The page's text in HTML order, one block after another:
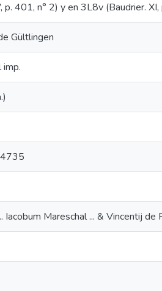
p. 401, n° 2) y en 3L8v (Baudrier.
Gültlingen
Iacobum Mareschal ... & Vincentij de